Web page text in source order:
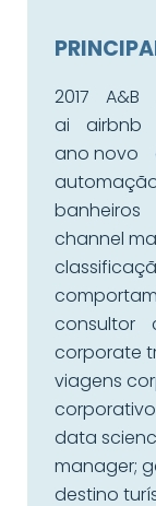
2017 A&B
ai
airbnb
ano novo
banheiros
channel
consultor
corporate
viagens
corporativo
data
manager;
destino